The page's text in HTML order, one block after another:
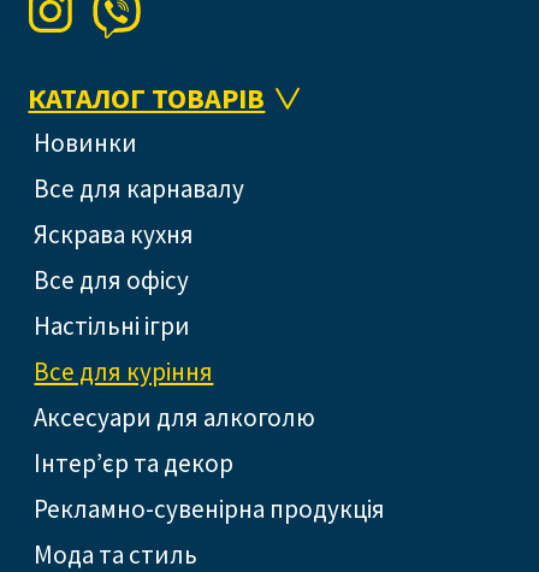
КАТАЛОГ ТОВАРІВ
Новинки
Все для карнавалу
Яскрава кухня
Все для офісу
Настільні ігри
Все для куріння
Аксесуари для алкоголю
Інтер’єр та декор
Рекламно-сувенірна продукція
Мода та стиль